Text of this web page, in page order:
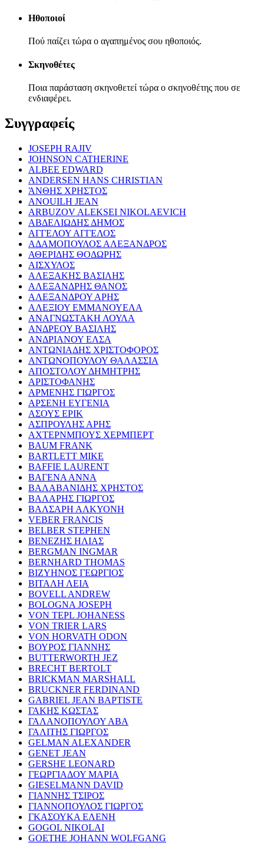
Ηθοποιοί
Πού παίζει τώρα ο αγαπημένος σου ηθοποιός.
Σκηνοθέτες
Ποια παράσταση σκηνοθετεί τώρα ο σκηνοθέτης που σε
ενδιαφέρει.
Συγγραφείς
JOSEPH RAJIV
JOHNSON CATHERINE
ALBEE EDWARD
ANDERSEN HANS CHRISTIAN
ΆΝΘΗΣ ΧΡΗΣΤΟΣ
ANOUILH JEAN
ARBUZOV ALEKSEI NIKOLAEVICH
ΑΒΔΕΛΙΩΔΗΣ ΔΗΜΟΣ
ΑΓΓΕΛΟΥ ΑΓΓΕΛΟΣ
ΑΔΑΜΟΠΟΥΛΟΣ ΑΛΕΞΑΝΔΡΟΣ
ΑΘΕΡΙΔΗΣ ΘΟΔΩΡΗΣ
ΑΙΣΧΥΛΟΣ
ΑΛΕΞΑΚΗΣ ΒΑΣΙΛΗΣ
ΑΛΕΞΑΝΔΡΗΣ ΘΑΝΟΣ
ΑΛΕΞΑΝΔΡΟΥ ΑΡΗΣ
ΑΛΕΞΙΟΥ ΕΜΜΑΝΟΥΕΛΑ
ΑΝΑΓΝΩΣΤΑΚΗ ΛΟΥΛΑ
ΑΝΔΡΕΟΥ ΒΑΣΙΛΗΣ
ΑΝΔΡΙΑΝΟΥ ΕΛΣΑ
ΑΝΤΩΝΙΑΔΗΣ ΧΡΙΣΤΟΦΟΡΟΣ
ΑΝΤΩΝΟΠΟΥΛΟΥ ΘΑΛΑΣΣΙΑ
ΑΠΟΣΤΟΛΟΥ ΔΗΜΗΤΡΗΣ
ΑΡΙΣΤΟΦΑΝΗΣ
ΑΡΜΕΝΗΣ ΓΙΩΡΓΟΣ
ΑΡΣΕΝΗ ΕΥΓΕΝΙΑ
ΑΣΟΥΣ ΕΡΙΚ
ΑΣΠΡΟΥΛΗΣ ΑΡΗΣ
ΑΧΤΕΡΝΜΠΟΥΣ ΧΕΡΜΠΕΡΤ
BAUM FRANK
BARTLETT MIKE
BAFFIE LAURENT
ΒΑΓΕΝΑ ΑΝΝΑ
ΒΑΛΑΒΑΝΙΔΗΣ ΧΡΗΣΤΟΣ
ΒΑΛΑΡΗΣ ΓΙΩΡΓΟΣ
ΒΑΛΣΑΡΗ ΑΛΚΥΟΝΗ
VEBER FRANCIS
BELBER STEPHEN
ΒΕΝΕΖΗΣ ΗΛΙΑΣ
BERGMAN INGMAR
BERNHARD THOMAS
ΒΙΖΥΗΝΟΣ ΓΕΩΡΓΙΟΣ
ΒΙΤΑΛΗ ΛΕΙΑ
BOVELL ANDREW
BOLOGNA JOSEPH
VON TEPL JOHANESS
VON TRIER LARS
VON HORVATH ODON
ΒΟΥΡΟΣ ΓΙΑΝΝΗΣ
BUTTERWORTH JEZ
BRECHT BERTOLT
BRICKMAN MARSHALL
BRUCKNER FERDINAND
GABRIEL JEAN BAPTISTE
ΓΑΚΗΣ ΚΩΣΤΑΣ
ΓΑΛΑΝΟΠΟΥΛΟΥ ΑΒΑ
ΓΑΛΙΤΗΣ ΓΙΩΡΓΟΣ
GELMAN ALEXANDER
GENET JEAN
GERSHE LEONARD
ΓΕΩΡΓΙΑΔΟΥ ΜΑΡΙΑ
GIESELMANN DAVID
ΓΙΑΝΝΗΣ ΤΣΙΡΟΣ
ΓΙΑΝΝΟΠΟΥΛΟΣ ΓΙΩΡΓΟΣ
ΓΚΑΣΟΥΚΑ ΕΛΕΝΗ
GOGOL NIKOLAI
GOETHE JOHANN WOLFGANG